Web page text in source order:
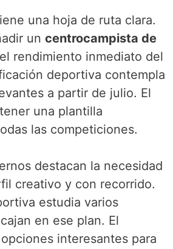
una hoja de ruta clara.
un centrocampista de
rendimiento inmediato del
deportiva contempla
a partir de julio. El
una plantilla
las competiciones.
destacan la necesidad
creativo y con recorrido.
estudia varios
en ese plan. El
interesantes para